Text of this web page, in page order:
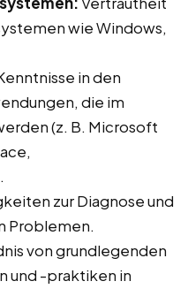
wie Windows,
in den
die im
(z. B. Microsoft
zur Diagnose und
Problemen.
von grundlegenden
und -praktiken in